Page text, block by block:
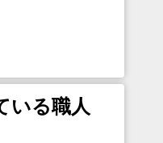
いる職人